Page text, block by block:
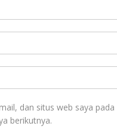
dan situs web saya
berikutnya.